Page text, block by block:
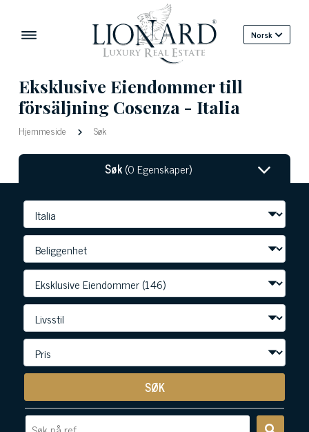
Norsk
Eksklusive Eiendommer till
försäljning Cosenza - Italia
Hjemmeside Søk
Søk(0 Egenskaper)
SØK